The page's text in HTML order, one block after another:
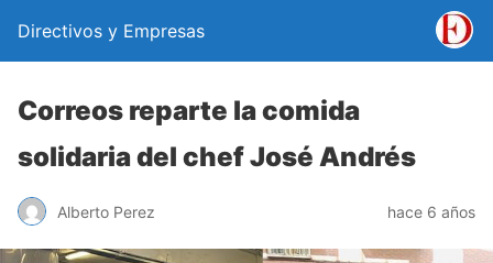
Directivos y Empresas
Correos reparte la comida
solidaria del chef José Andrés
Alberto Perez hace 6 años